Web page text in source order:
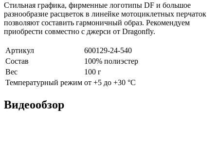
Стильная графика, фирменные логотипы DF и большое
разнообразие расцветок в линейке мотоциклетных перчаток
позволяют составить гармоничный образ. Рекомендуем
приобрести совместно с джерси от Dragonfly.
Артикул
600129-24-540
Состав
100% полиэстер
Вес
100 г
Температурный режим от +5 до +30 °С
Видеообзор